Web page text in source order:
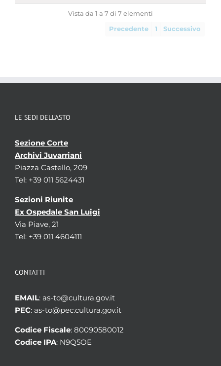
Vista da 1 a 7 di 7 elementi
Precedente 1 Successivo
LE SEDI DELL’ASTO
Sezione Corte
Archivi Juvarriani
Piazza Castello, 209
Tel: +39 011 5624431
Sezioni Riunite
Ex Ospedale San Luigi
Via Piave, 21
Tel: +39 011 4604111
CONTATTI
EMAIL: as-to@cultura.gov.it
PEC: as-to@pec.cultura.gov.it
Codice Fiscale: 80090580012
Codice IPA: N9Q5OE